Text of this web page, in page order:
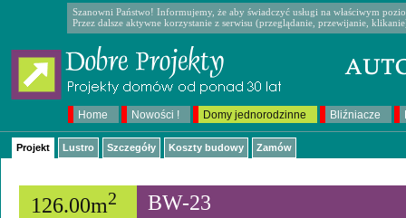
Szanowni Państwo! Informujemy, że aby świadczyć usługi na właściwym
Przez dalsze aktywne korzystanie z serwisu (przeglądanie, przewijanie,
Home Nowości ! Domy jednorodzinne Bliźniacze
Projekt Lustro Szczegóły Koszty budowy Zamów
126.00m2 BW-23